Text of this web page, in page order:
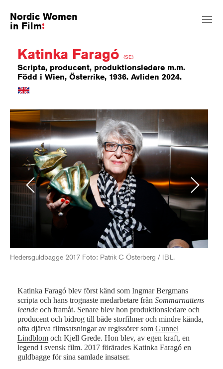
Nordic Women
in Film
Katinka Faragó (SE)
Scripta, producent, produktionsledare m.m.
Född i Wien, Österrike, 1936. Avliden 2024.
Previous
Hedersguldbagge 2017 Foto: Patrik C Österberg / IBL.
Next
Katinka Faragó blev först känd som Ingmar Bergmans
scripta och hans trognaste medarbetare från Sommarnattens
leende och framåt. Senare blev hon produktionsledare och
producent och bidrog till både storfilmer och mindre kända,
ofta djärva filmsatsningar av regissörer som Gunnel
Lindblom och Kjell Grede. Hon blev, av egen kraft, en
legend i svensk film. 2017 förärades Katinka Faragó en
guldbagge för sina samlade insatser.